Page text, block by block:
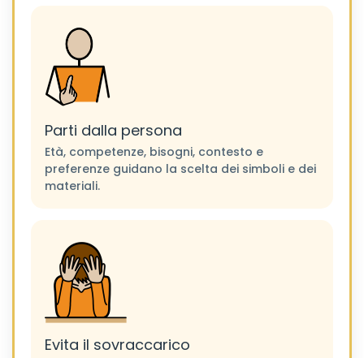
Parti dalla persona
Età, competenze, bisogni, contesto e
preferenze guidano la scelta dei simboli e dei
materiali.
Evita il sovraccarico